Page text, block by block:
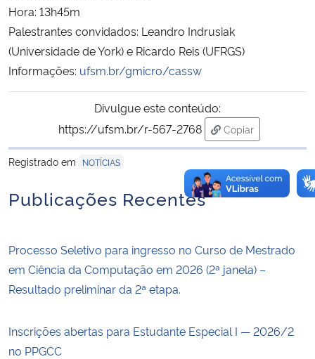
Hora: 13h45m
Palestrantes convidados: Leandro Indrusiak
(Universidade de York) e Ricardo Reis (UFRGS)
Informações: ufsm.br/gmicro/cassw
Divulgue este conteúdo:
https://ufsm.br/r-567-2768
Copiar
para área de
Registrado em
NOTÍCIAS
Publicações Recentes
Processo Seletivo para ingresso no Curso de Mestrado
em Ciência da Computação em 2026 (2ª janela) –
Resultado preliminar da 2ª etapa.
Inscrições abertas para Estudante Especial I — 2026/2
no PPGCC